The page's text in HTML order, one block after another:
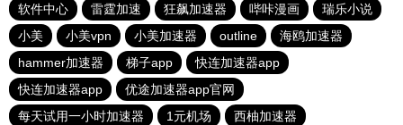
软件中心
雷霆加速 狂飙加速器 哔咔漫画
瑞乐小说
小美
小美vpn 小美加速器 outline
海鸥加速器
hammer加速器
梯子app
快连加速器app
快连加速器app
优途加速器app官网
每天试用一小时加速器
1元机场
西柚加速器